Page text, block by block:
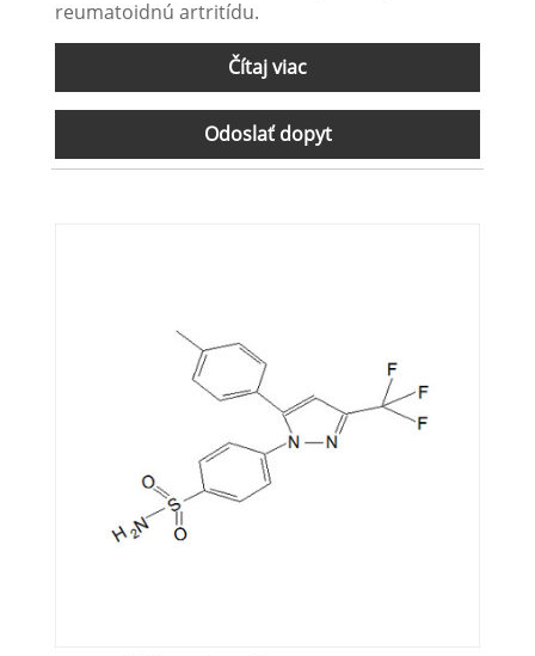
reumatoidnú artritídu.
Čítaj viac
Odoslať dopyt